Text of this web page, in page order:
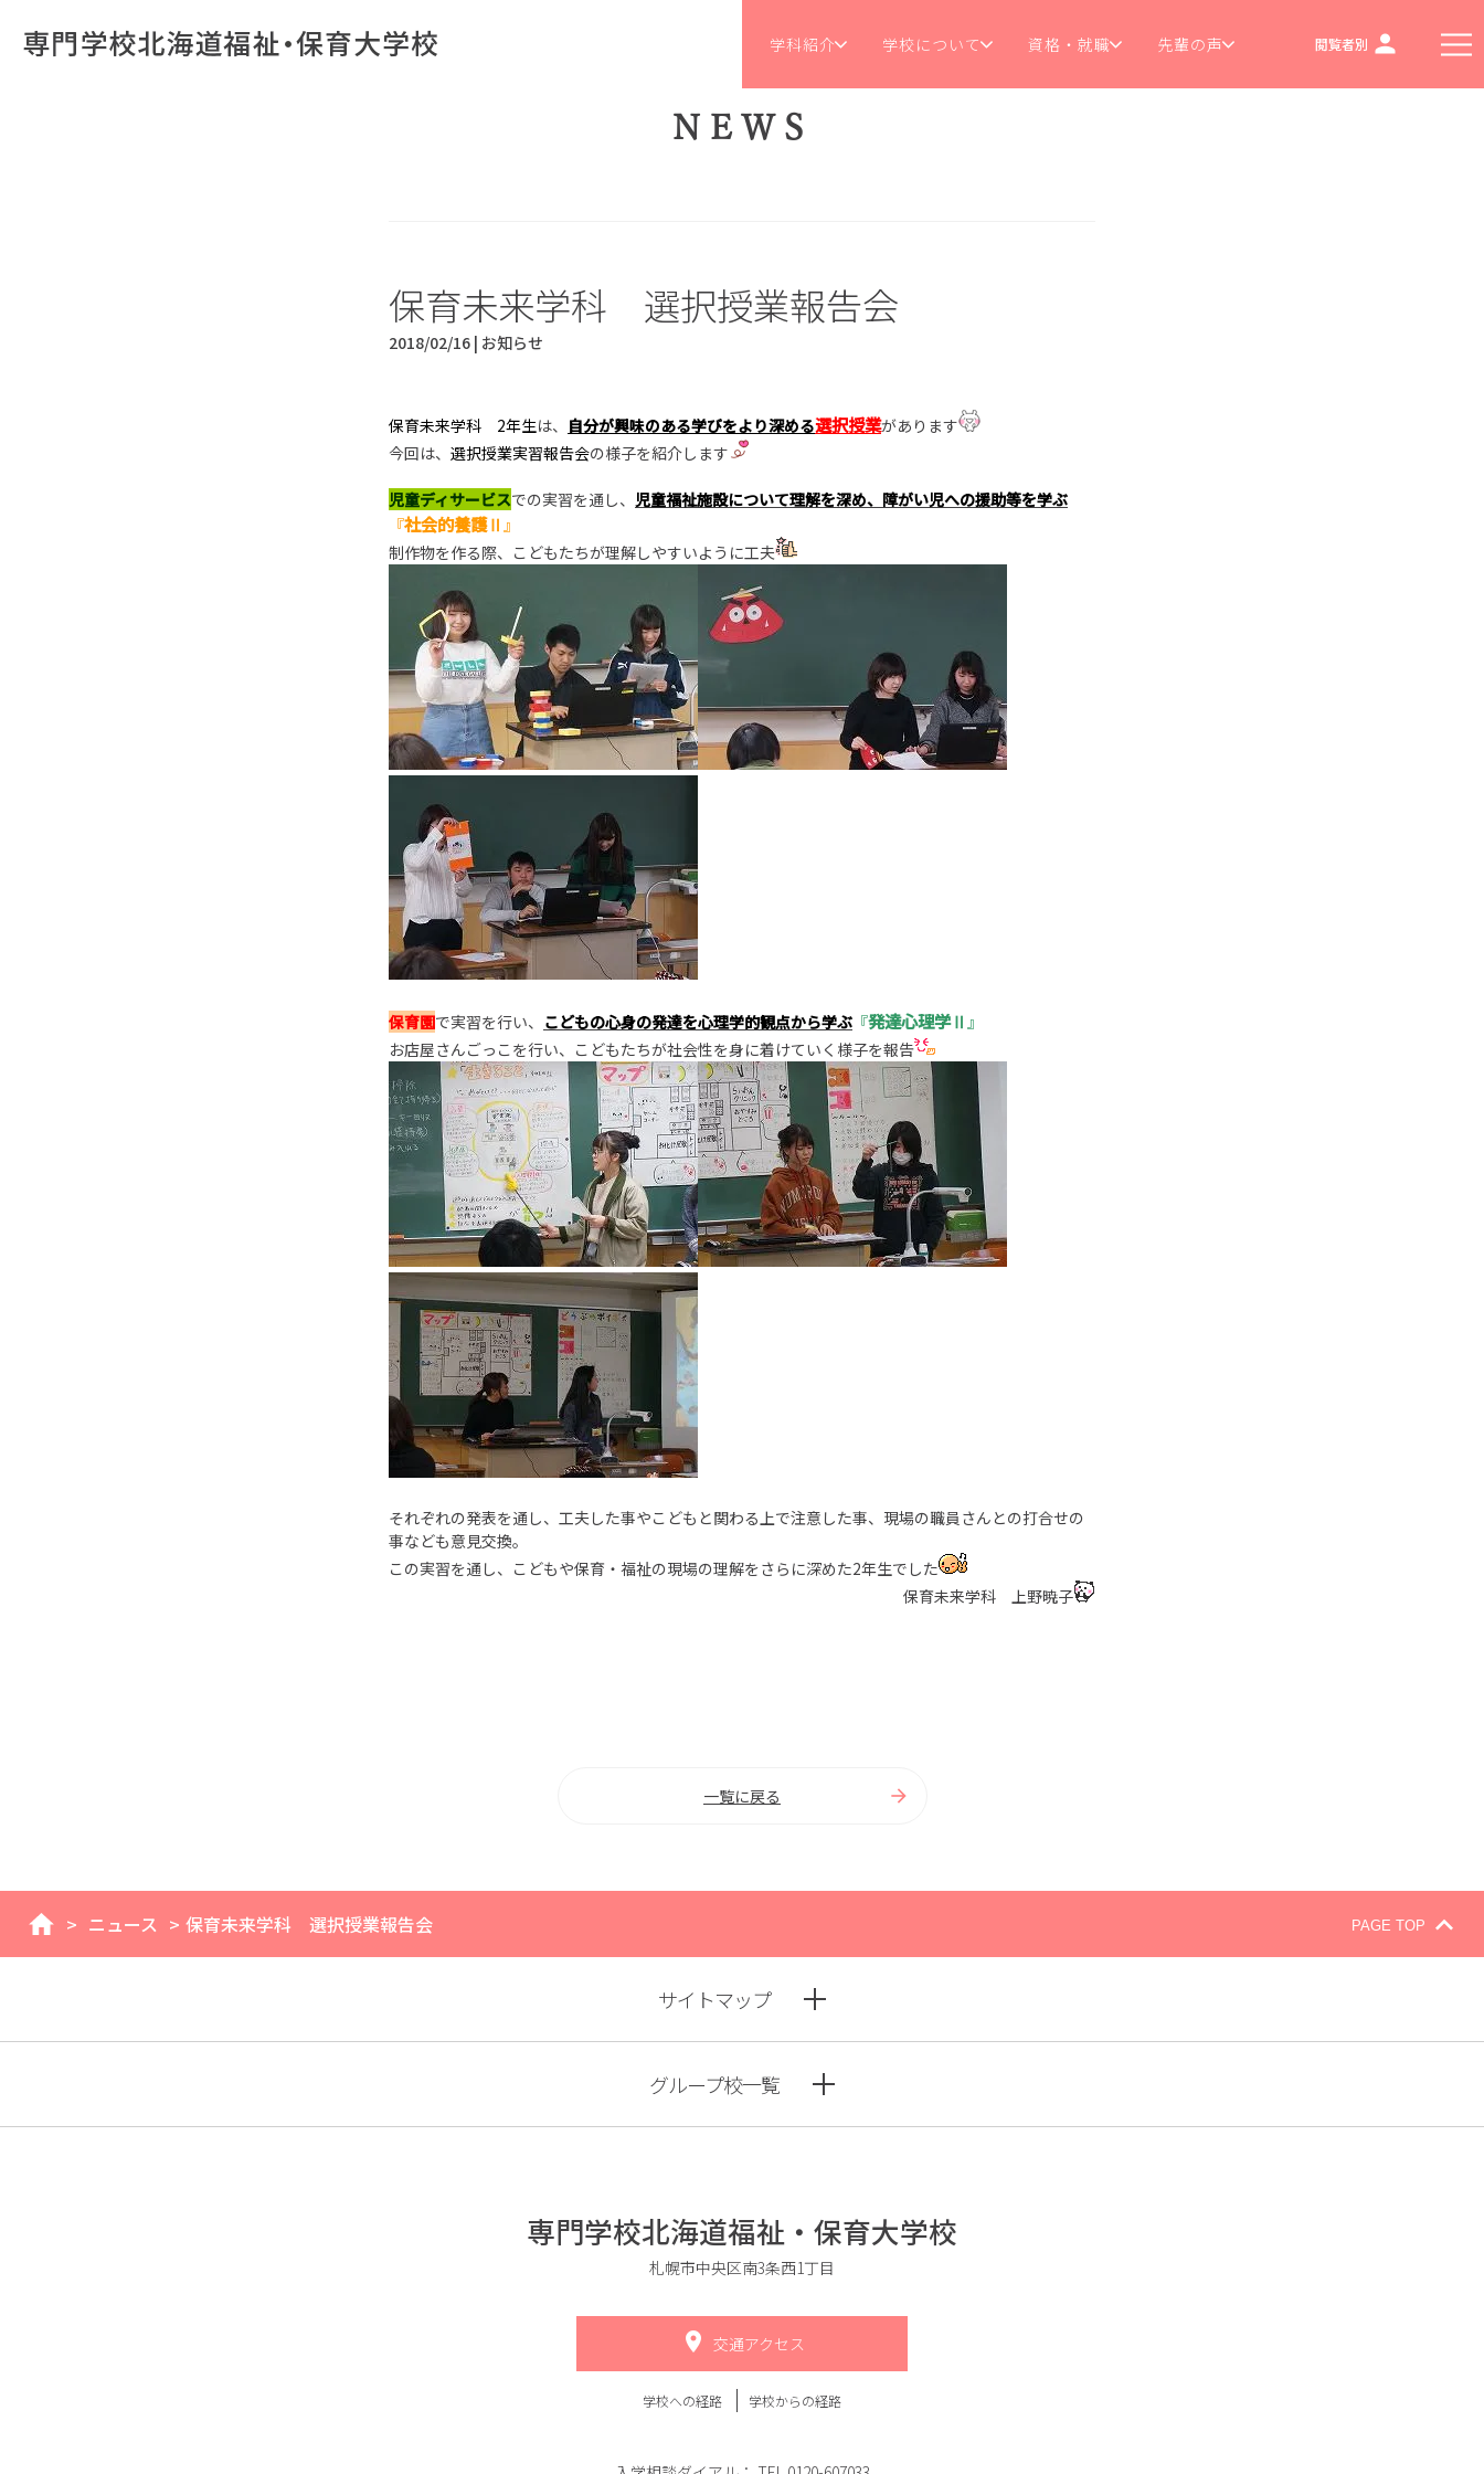
学科紹介 学校について 資格・就職 先輩の声 閲覧者別
NEWS
保育未来学科 選択授業報告会
2018/02/16 | お知らせ
保育未来学科 2年生は、 自分が興味のある学びをより深める選択授業があります
今回は、 選択授業実習報告会の様子を紹介します
児童ディサービスでの実習を通し、 児童福祉施設について理解を深め、障がい児への援助等を学ぶ
『社会的養護Ⅱ 』
制作物を作る際、こどもたちが理解しやすいように工夫
保育園で実習を行い、 こどもの心身の発達を心理学的観点から学ぶ 『発達心理学Ⅱ 』
お店屋さんごっこを行い、こどもたちが社会性を身に着けていく様子を報告
それぞれの発表を通し、工夫した事やこどもと関わる上で注意した事、現場の職員さんとの打合せの
事なども意見交換。
この実習を通し、こどもや保育・福祉の現場の理解をさらに深めた2年生でした
保育未来学科 上野暁子
一覧に戻る
home
> ニュース > 保育未来学科 選択授業報告会 PAGE TOP
サイトマップ
グループ校一覧
専門学校北海道福祉・保育大学校
札幌市中央区南3条西1丁目
交通アクセス
学校への経路 学校からの経路